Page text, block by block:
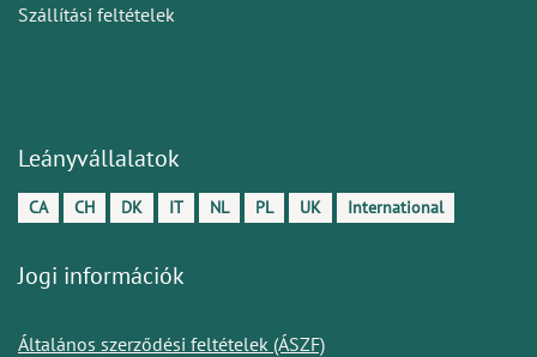
Szállítási feltételek
Leányvállalatok
CA CH DK IT NL PL UK International
Jogi információk
Általános szerződési feltételek (ÁSZF)